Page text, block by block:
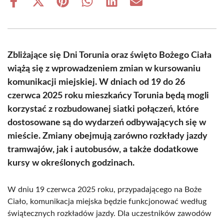
Share
Share
(Twitter)
Share Share Share Share
Zbliżające się Dni Torunia oraz święto Bożego Ciała
wiążą się z wprowadzeniem zmian w kursowaniu
komunikacji miejskiej. W dniach od 19 do 26
czerwca 2025 roku mieszkańcy Torunia będą mogli
korzystać z rozbudowanej siatki połączeń, które
dostosowane są do wydarzeń odbywających się w
mieście. Zmiany obejmują zarówno rozkłady jazdy
tramwajów, jak i autobusów, a także dodatkowe
kursy w określonych godzinach.
W dniu 19 czerwca 2025 roku, przypadającego na Boże
Ciało, komunikacja miejska będzie funkcjonować według
świątecznych rozkładów jazdy. Dla uczestników zawodów